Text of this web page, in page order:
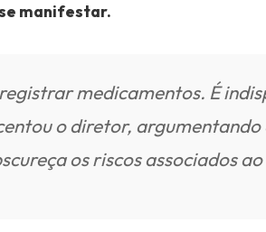
manifestar.
medicamentos. É
o diretor,
os riscos associados